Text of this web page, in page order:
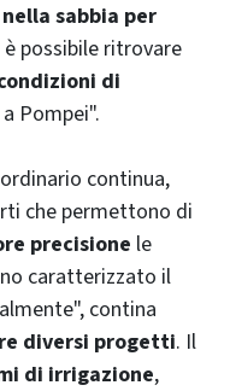
sabbia per
è possibile ritrovare
di
Pompei".
continua,
che permettono di
precisione le
caratterizzato il
contina
diversi progetti. Il
di irrigazione,